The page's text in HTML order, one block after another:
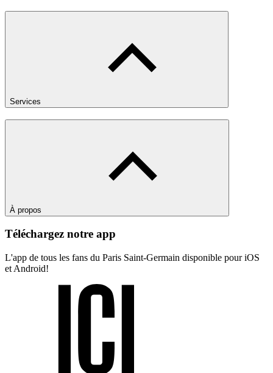
Services
À propos
Téléchargez notre app
L'app de tous les fans du Paris Saint-Germain disponible pour iOS
et Android!